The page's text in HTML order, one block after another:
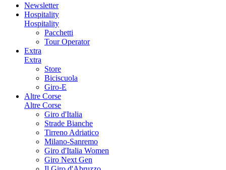
Newsletter
Hospitality
Hospitality
Pacchetti
Tour Operator
Extra
Extra
Store
Biciscuola
Giro-E
Altre Corse
Altre Corse
Giro d'Italia
Strade Bianche
Tirreno Adriatico
Milano-Sanremo
Giro d'Italia Women
Giro Next Gen